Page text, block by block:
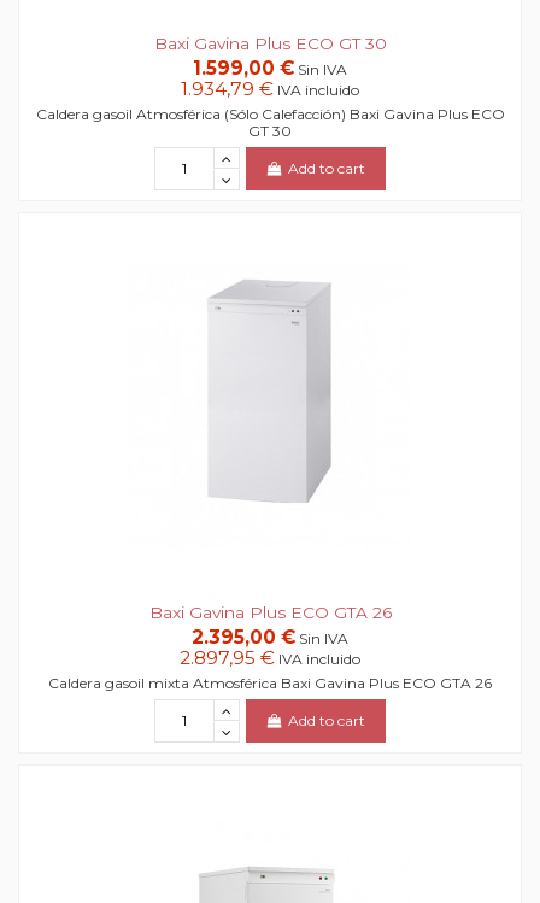
Baxi Gavina Plus ECO GT 30
1.599,00 € Sin IVA
1.934,79 € IVA incluido
Caldera gasoil Atmosférica (Sólo Calefacción) Baxi Gavina Plus ECO
GT 30
Add to cart
Baxi Gavina Plus ECO GTA 26
2.395,00 € Sin IVA
2.897,95 € IVA incluido
Caldera gasoil mixta Atmosférica Baxi Gavina Plus ECO GTA 26
Add to cart